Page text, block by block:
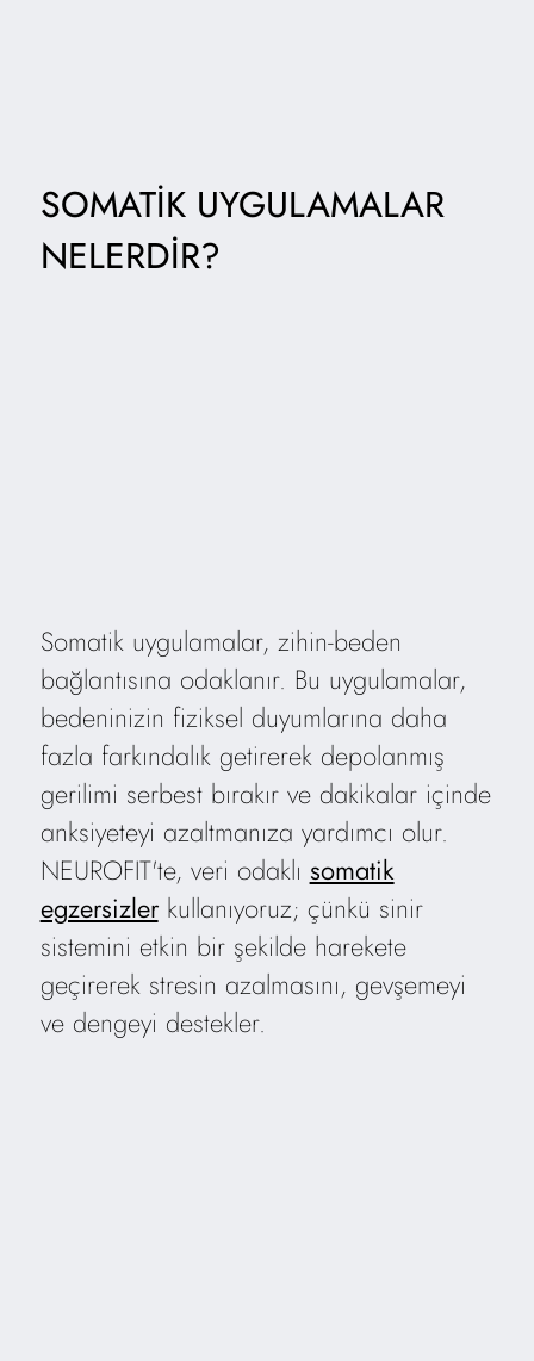
SOMATIK UYGULAMALAR
NELERDIR?
Somatik uygulamalar, zihin-beden
bağlantısına odaklanır. Bu uygulamalar,
bedeninizin fiziksel duyumlarına daha
fazla farkındalık getirerek depolanmış
gerilimi serbest bırakır ve dakikalar içinde
anksiyeteyi azaltmanıza yardımcı olur.
NEUROFIT'te, veri odaklı somatik
egzersizlerkullanıyoruz; çünkü sinir
sistemini etkin bir şekilde harekete
geçirerek stresin azalmasını, gevşemeyi
ve dengeyi destekler.